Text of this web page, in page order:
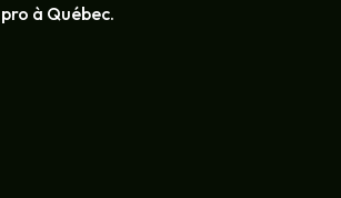
à Québec.